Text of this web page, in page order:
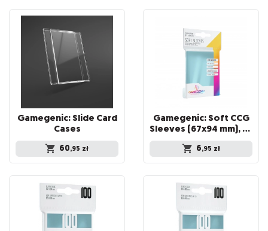
Gamegenic: Slide Card
Cases
60,95 zł
Gamegenic: Soft CCG
Sleeves (67x94 mm), 100 sztuk
6,95 zł